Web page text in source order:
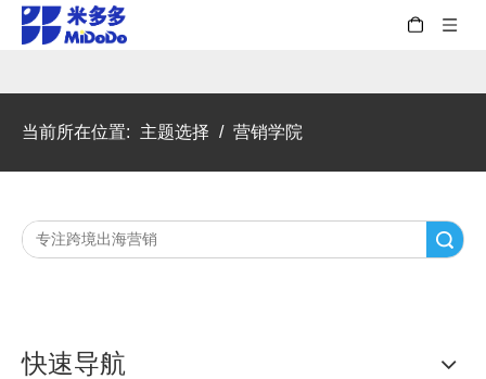
当前所在位置: 主题选择 / 营销学院
快速导航